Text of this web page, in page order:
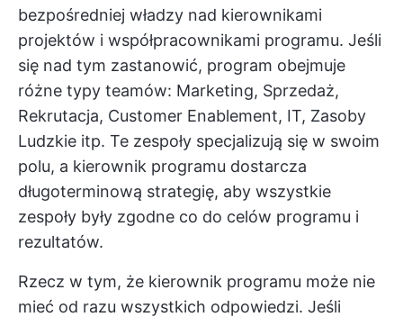
bezpośredniej władzy nad kierownikami
projektów i współpracownikami programu. Jeśli
się nad tym zastanowić, program obejmuje
różne typy teamów: Marketing, Sprzedaż,
Rekrutacja, Customer Enablement, IT, Zasoby
Ludzkie itp. Te zespoły specjalizują się w swoim
polu, a kierownik programu dostarcza
długoterminową strategię, aby wszystkie
zespoły były zgodne co do celów programu i
rezultatów.
Rzecz w tym, że kierownik programu może nie
mieć od razu wszystkich odpowiedzi. Jeśli